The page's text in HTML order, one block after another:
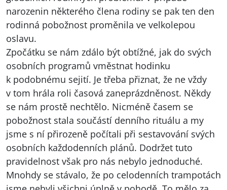
narozenin některého člena rodiny se pak ten den
rodinná pobožnost proměnila ve velkolepou
oslavu.
Zpočátku se nám zdálo být obtížné, jak do svých
osobních programů vměstnat hodinku
k podobnému sejití. Je třeba přiznat, že ne vždy
v tom hrála roli časová zaneprázdněnost. Někdy
se nám prostě nechtělo. Nicméně časem se
pobožnost stala součástí denního rituálu a my
jsme s ní přirozeně počítali při sestavování svých
osobních každodenních plánů. Dodržet tuto
pravidelnost však pro nás nebylo jednoduché.
Mnohdy se stávalo, že po celodenních trampotách